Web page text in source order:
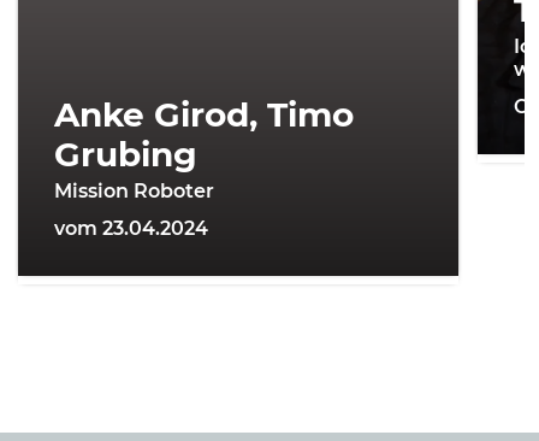
Anke Girod, Timo
Grubing
Mission Roboter
vom 23.04.2024